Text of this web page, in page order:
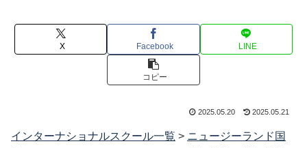
X Facebook LINE
コピー
2025.05.20 2025.05.21
インターナショナルスクール一覧 > ニュージーランド国